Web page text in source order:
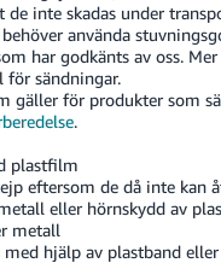
de inte skadas under
använda
har godkänts av oss.
för sändningar.
gäller för produkter som
.
plastfilm
eftersom de då inte kan
eller hörnskydd av
metall
hjälp av plastband